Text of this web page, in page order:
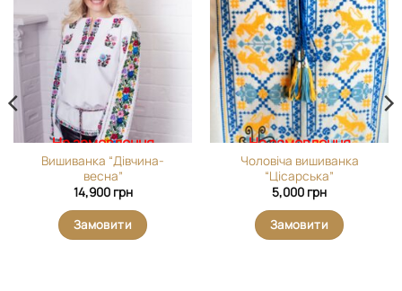
На замовлення
Вишиванка “Дівчина-
весна”
14,900 грн
Замовити
Додати
виріб у
вибране
На замовлення
Чоловіча вишиванка
“Цісарська”
5,000 грн
Замовити